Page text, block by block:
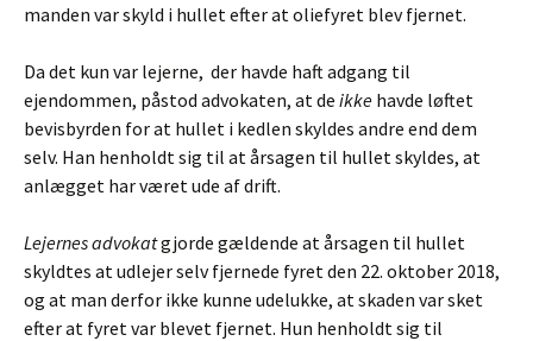
manden var skyld i hullet efter at oliefyret blev fjernet.
Da det kun var lejerne, der havde haft adgang til
ejendommen, påstod advokaten, at de ikke havde løftet
bevisbyrden for at hullet i kedlen skyldes andre end dem
selv. Han henholdt sig til at årsagen til hullet skyldes, at
anlægget har været ude af drift.
Lejernes advokatgjorde gældende at årsagen til hullet
skyldtes at udlejer selv fjernede fyret den 22. oktober 2018,
og at man derfor ikke kunne udelukke, at skaden var sket
efter at fyret var blevet fjernet. Hun henholdt sig til